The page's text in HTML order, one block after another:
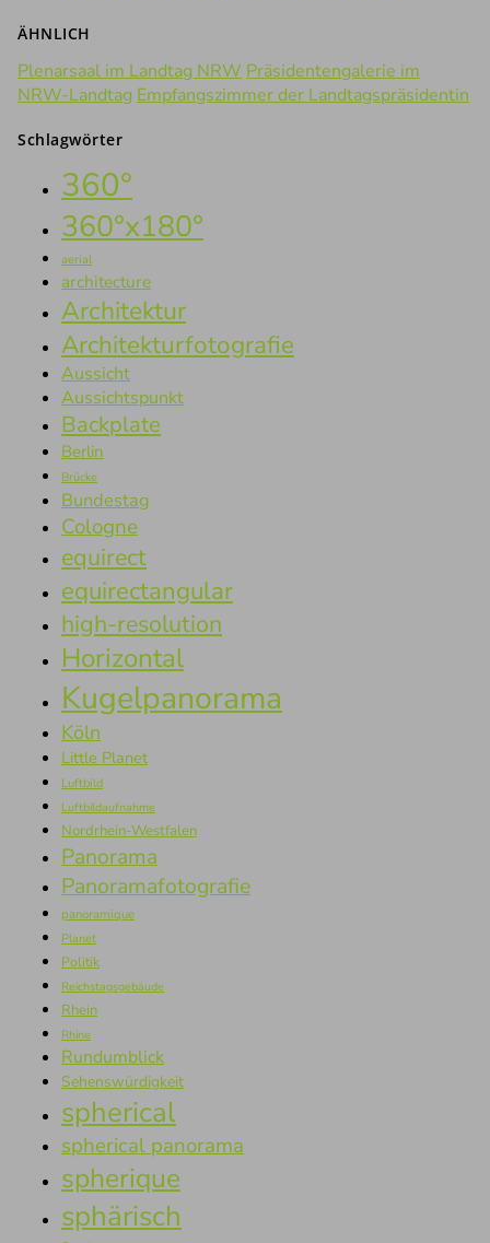
ÄHNLICH
Plenarsaal im Landtag NRW Präsidentengalerie im
NRW-Landtag Empfangszimmer der Landtagspräsidentin
Schlagwörter
360°
360°x180°
aerial
architecture
Architektur
Architekturfotografie
Aussicht
Aussichtspunkt
Backplate
Berlin
Brücke
Bundestag
Cologne
equirect
equirectangular
high-resolution
Horizontal
Kugelpanorama
Köln
Little Planet
Luftbild
Luftbildaufnahme
Nordrhein-Westfalen
Panorama
Panoramafotografie
panoramique
Planet
Politik
Reichstagsgebäude
Rhein
Rhine
Rundumblick
Sehenswürdigkeit
spherical
spherical panorama
spherique
sphärisch